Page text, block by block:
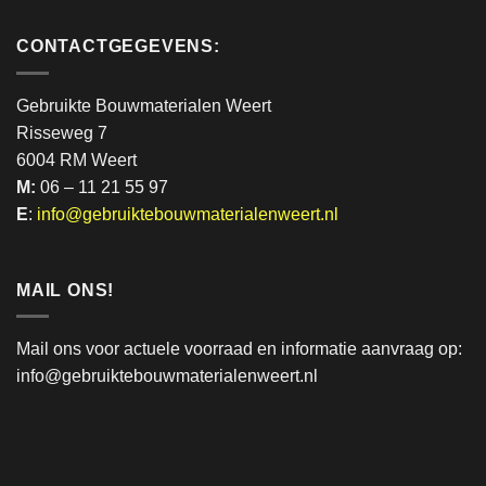
CONTACTGEGEVENS:
Gebruikte Bouwmaterialen Weert
Risseweg 7
6004 RM Weert
M: 06 – 11 21 55 97
E: info@gebruiktebouwmaterialenweert.nl
MAIL ONS!
Mail ons voor actuele voorraad en informatie aanvraag op:
info@gebruiktebouwmaterialenweert.nl